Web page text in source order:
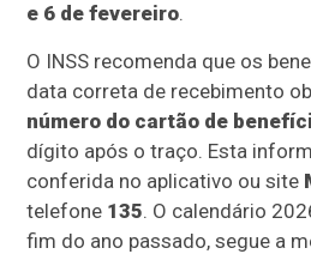
e 6 de fevereiro.
O INSS recomenda que os
data correta de recebimento
número do cartão de
dígito após o traço. Esta
conferida no aplicativo ou site
telefone 135. O calendário
fim do ano passado, segue a